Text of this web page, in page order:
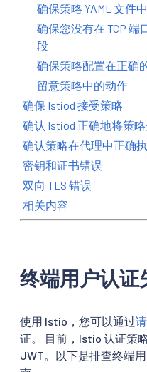
确保策略 YAML 文件
确保您没有在 TCP 端
段
确保策略配置在正确
留意策略中的动作
确保 Istiod 接受策略
确认 Istiod 正确地将策
确认策略在代理中正确
密钥和证书错误
双向 TLS 错误
相关内容
终端用户认证
使用 Istio，您可以通过
证。 目前，Istio 认证策
JWT。以下是排查终端